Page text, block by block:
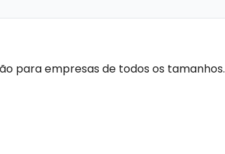
para empresas de todos os tamanhos.